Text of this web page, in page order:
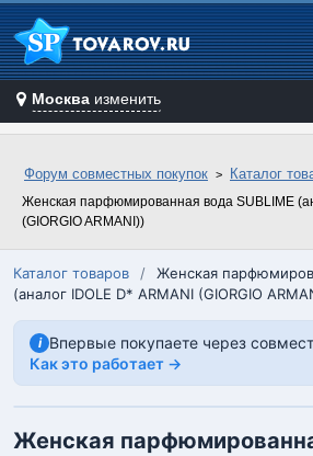
Москва изменить
Форум совместных покупок Каталог
Женская парфюмированная вода SUBLIME
(GIORGIO ARMANI))
Каталог товаров /
Женская
(аналог IDOLE D* ARMANI (GIORGIO
i Впервые покупаете через
Как это работает →
Женская